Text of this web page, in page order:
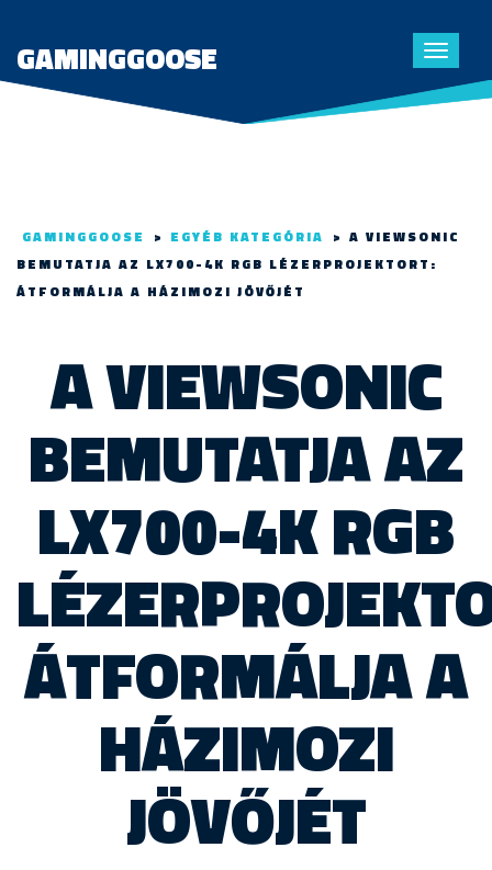
Toggle
GAMINGGOOSE
GAMINGGOOSE > EGYÉB KATEGÓRIA > A VIEWSONIC
BEMUTATJA AZ LX700-4K RGB LÉZERPROJEKTORT:
ÁTFORMÁLJA A HÁZIMOZI JÖVŐJÉT
A VIEWSONIC
BEMUTATJA AZ
LX700-4K RGB
ÁTFORMÁLJA A
HÁZIMOZI
JÖVŐJÉT